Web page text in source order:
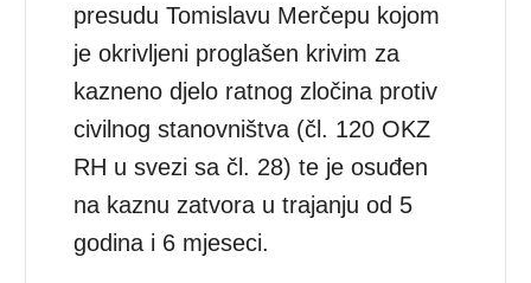
presudu Tomislavu Merčepu kojom
je okrivljeni proglašen krivim za
kazneno djelo ratnog zločina protiv
civilnog stanovništva (čl. 120 OKZ
RH u svezi sa čl. 28) te je osuđen
na kaznu zatvora u trajanju od 5
godina i 6 mjeseci.